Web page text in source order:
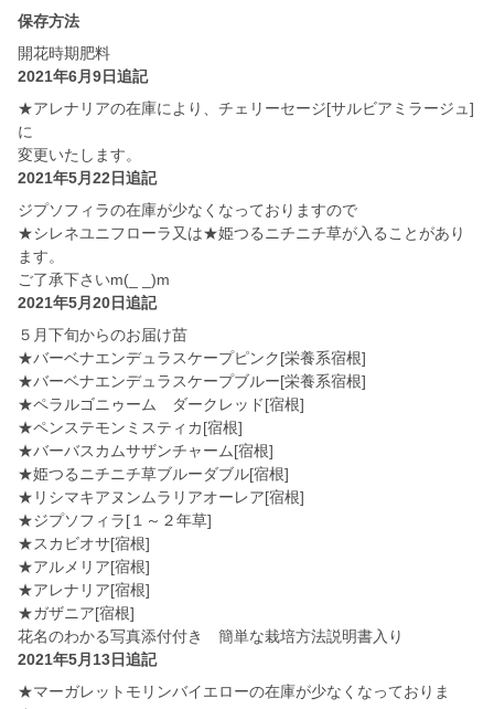
保存方法
開花時期肥料
2021年6月9日追記
★アレナリアの在庫により、チェリーセージ[サルビアミラージュ]
に
変更いたします。
2021年5月22日追記
ジプソフィラの在庫が少なくなっておりますので
★シレネユニフローラ又は★姫つるニチニチ草が入ることがあり
ます。
ご了承下さいm(_ _)m
2021年5月20日追記
５月下旬からのお届け苗
★バーベナエンデュラスケープピンク[栄養系宿根]
★バーベナエンデュラスケープブルー[栄養系宿根]
★ペラルゴニゥーム ダークレッド[宿根]
★ペンステモンミスティカ[宿根]
★バーバスカムサザンチャーム[宿根]
★姫つるニチニチ草ブルーダブル[宿根]
★リシマキアヌンムラリアオーレア[宿根]
★ジプソフィラ[１～２年草]
★スカビオサ[宿根]
★アルメリア[宿根]
★アレナリア[宿根]
★ガザニア[宿根]
花名のわかる写真添付付き 簡単な栽培方法説明書入り
2021年5月13日追記
★マーガレットモリンバイエローの在庫が少なくなっておりま